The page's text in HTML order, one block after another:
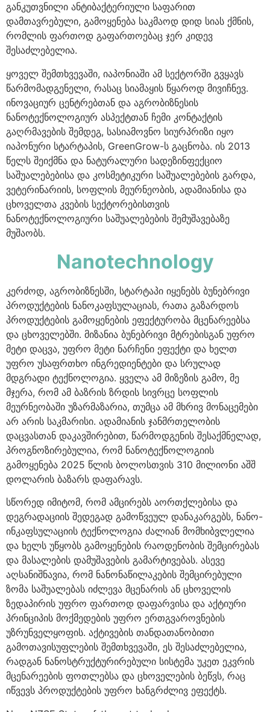
განკუთვნილი ანტიბაქტერიული საფარით
დამთავრებული, გამოყენება საკმაოდ დიდ სიას ქმნის,
რომლის ფართოდ გაფართოებაც ჯერ კიდევ
შესაძლებელია.
ყოველ შემთხვევაში, იაპონიაში ამ სექტორში გვყავს
წარმომადგენელი, რასაც სიამაყის წყაროდ მივიჩნევ.
ინოვაციურ ცენტრებთან და აგრობიზნესის
ნანოტექნოლოგიურ ასპექტთან ჩემი კონტაქტის
გაღრმავების შემდეგ, სასიამოვნო სიურპრიზი იყო
იაპონური სტარტაპის, GreenGrow-ს გაცნობა. ის 2013
წელს შეიქმნა და ნატურალური სადეზინფექციო
საშუალებებისა და კოსმეტიკური საშუალებების გარდა,
ვეტერინარიის, სოფლის მეურნეობის, ადამიანისა და
ცხოველთა კვების სექტორებისთვის
ნანოტექნოლოგიური საშუალებების შემუშავებაზე
მუშაობს.
Nanotechnology​
კერძოდ, აგრობიზნესში, სტარტაპი იყენებს ბუნებრივი
პროდუქტების ნანოკაფსულაციას, რათა გაზარდოს
პროდუქტების გამოყენების ეფექტურობა მცენარეებსა
და ცხოველებში. მიზანია ბუნებრივი მტრებისგან უფრო
მეტი დაცვა, უფრო მეტი ნარჩენი ეფექტი და ხელთ
უფრო უსაფრთხო ინგრედიენტები და სრულად
მდგრადი ტექნოლოგია. ყველა ამ მიზეზის გამო, მე
მჯერა, რომ ამ ბაზრის ზრდის სივრცე სოფლის
მეურნეობაში უზარმაზარია, თუმცა ამ მხრივ მონაცემები
არ არის საკმარისი. ადამიანის ჯანმრთელობის
დაცვასთან დაკავშირებით, წარმოდგენის შესაქმნელად,
პროგნოზირებულია, რომ ნანოტექნოლოგიის
გამოყენება 2025 წლის ბოლოსთვის 310 მილიონი აშშ
დოლარის ბაზარს დაფარავს.
სწორედ იმიტომ, რომ ამცირებს აორთქლებისა და
დეგრადაციის შედეგად გამოწვეულ დანაკარგებს, ნანო-
ინკაფსულაციის ტექნოლოგია ძალიან მომხიბვლელია
და ხელს უწყობს გამოყენების რაოდენობის შემცირებას
და მასალების დამუშავების გამარტივებას. ასევე
აღსანიშნავია, რომ ნანონაწილაკების შემცირებული
ზომა საშუალებას იძლევა მცენარის ან ცხოველის
ზედაპირის უფრო ფართოდ დაფარვისა და აქტიური
პრინციპის მოქმედების უფრო ერთგვაროვნების
უზრუნველყოფის. აქტივების თანდათანობითი
გამოთავისუფლების შემთხვევაში, ეს შესაძლებელია,
რადგან ნანოსტრუქტურირებული სისტემა უკეთ ეკვრის
მცენარეების ფოთლებსა და ცხოველების ბეწვს, რაც
იწვევს პროდუქტების უფრო ხანგრძლივ ეფექტს.